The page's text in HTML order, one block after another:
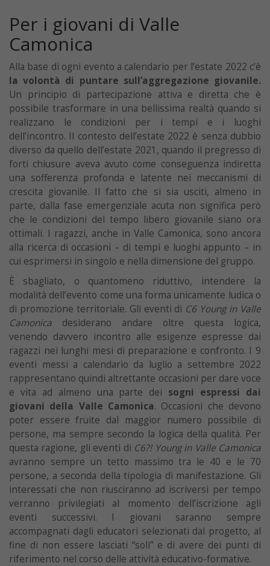
Per i giovani di Valle
Camonica
Alla base di ogni evento a calendario per l’estate 2022 c’è
la volontà di puntare sull’aggregazione giovanile.
Un principio di partecipazione attiva e diretta che è
possibile trasformare in una bellissima realtà quando si
realizzano le condizioni per i tempi e i luoghi
dell’incontro. Il contesto dell’estate 2022 è senza dubbio
diverso da quello dell’estate 2021, quando il pregresso di
forti chiusure aveva avuto come conseguenza indiretta
una sofferenza profonda e latente nei meccanismi di
crescita giovanile. Il fatto che si sia usciti, almeno in
parte, dalla fase emergenziale acuta non significa però
che le condizioni del tempo libero giovanile siano ora
ottimali. I ragazzi, anche in Valle Camonica, sono ancora
alla ricerca di occasioni – di tempi e luoghi appunto – in
cui esprimersi in singolo e nella dimensione del gruppo.
È sbagliato, o quantomeno riduttivo, intendere la
modalità dell’evento come una forma unicamente ludica o
di promozione territoriale. Gli eventi di C6 Young in Valle
Camonica desiderano andare oltre questa logica,
venendo davvero incontro alle esigenze espresse dai
ragazzi nei lunghi mesi di preparazione e confronto. I 9
eventi messi a calendario da luglio a settembre 2022
rappresentano quindi altrettante occasioni per dare voce
e vita ad almeno una parte dei sogni espressi dai
giovani della Valle Camonica. Occasioni che devono
poter essere fruite dal maggior numero possibile di
persone, ma sempre secondo la logica della qualità. Per
questa ragione, gli eventi di C6?! Young in Valle Camonica
avranno sempre un tetto massimo tra le 40 e le 70
persone, a seconda della tipologia di manifestazione. Gli
interessati che non riusciranno ad iscriversi per tempo
verranno privilegiati al momento dell’iscrizione agli
eventi successivi. I giovani saranno sempre
accompagnati dagli educatori selezionati dal progetto, al
fine di non essere lasciati “soli” e di avere dei punti di
riferimento nel corso delle attività educativo-formative.